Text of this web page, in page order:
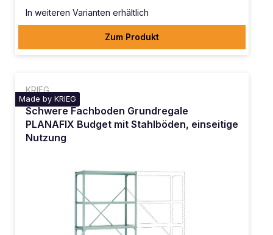
In weiteren Varianten erhältlich
Zum Produkt
KRIEG
Made by KRIEG
Schwere Fachboden Grundregale
PLANAFIX Budget mit Stahlböden, einseitige
Nutzung